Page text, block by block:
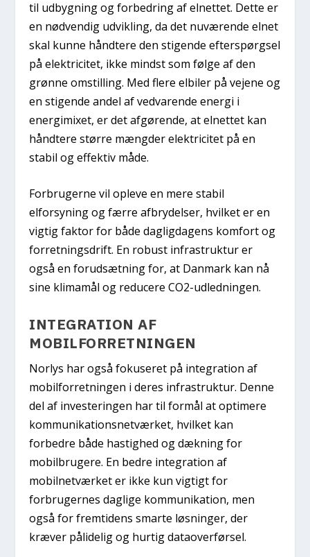
til udbygning og forbedring af elnettet. Dette er
en nødvendig udvikling, da det nuværende elnet
skal kunne håndtere den stigende efterspørgsel
på elektricitet, ikke mindst som følge af den
grønne omstilling. Med flere elbiler på vejene og
en stigende andel af vedvarende energi i
energimixet, er det afgørende, at elnettet kan
håndtere større mængder elektricitet på en
stabil og effektiv måde.
Forbrugerne vil opleve en mere stabil
elforsyning og færre afbrydelser, hvilket er en
vigtig faktor for både dagligdagens komfort og
forretningsdrift. En robust infrastruktur er
også en forudsætning for, at Danmark kan nå
sine klimamål og reducere CO2-udledningen.
INTEGRATION AF
MOBILFORRETNINGEN
Norlys har også fokuseret på integration af
mobilforretningen i deres infrastruktur. Denne
del af investeringen har til formål at optimere
kommunikationsnetværket, hvilket kan
forbedre både hastighed og dækning for
mobilbrugere. En bedre integration af
mobilnetværket er ikke kun vigtigt for
forbrugernes daglige kommunikation, men
også for fremtidens smarte løsninger, der
kræver pålidelig og hurtig dataoverførsel.